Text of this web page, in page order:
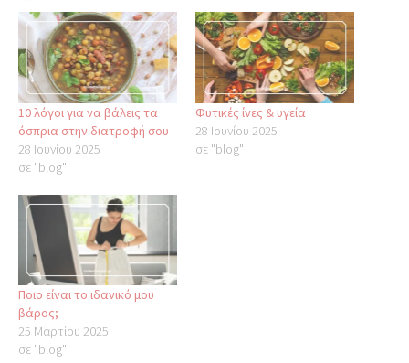
10 λόγοι για να βάλεις τα
όσπρια στην διατροφή σου
28 Ιουνίου 2025
σε "blog"
Φυτικές ίνες & υγεία
28 Ιουνίου 2025
σε "blog"
Ποιο είναι το ιδανικό μου
βάρος;
25 Μαρτίου 2025
σε "blog"